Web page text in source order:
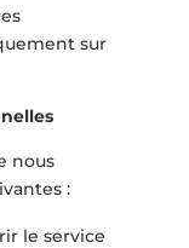
sur
nous
:
le service